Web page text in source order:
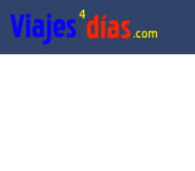
Saltar
al
contenido